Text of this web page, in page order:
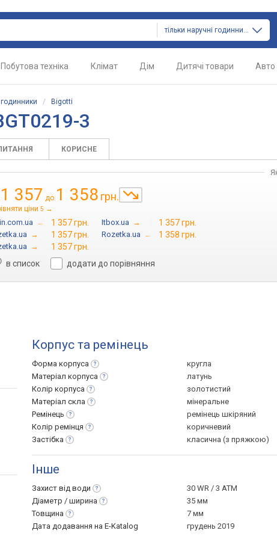
тільки наручні годинники
Побутова техніка Клімат Дім Дитячі товари Авто
годинники / Bigotti
3
КОРИСНЕ
1 357 до 1 358 грн.
ціни 5 →
→ 1 357 грн. Itbox.ua → 1 357 грн.
→ 1 357 грн. Rozetka.ua → 1 358 грн.
→
1 357 грн.
в список
додати до порівняння
Корпус та ремінець
Форма корпуса
кругла
Матеріал корпуса
латунь
Колір корпуса
золотистий
Матеріал скла
мінеральне
Ремінець
ремінець шкіряний
Колір ремінця
коричневий
Застібка
класична (з пряжкою)
Інше
Захист від води
30 WR / 3 ATM
Діаметр / ширина
35 мм
Товщина
7 мм
Дата додавання на E-Katalog
грудень 2019